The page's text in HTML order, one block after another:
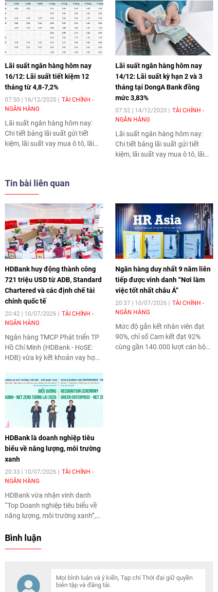
Lãi suất ngân hàng hôm nay
16/12: Lãi suất tiết kiệm 12
tháng từ 4,8-7,2%
07:50 | 16/12/2020
TÀI CHÍNH -
NGÂN HÀNG
Lãi suất ngân hàng hôm nay:
Chi tiết bảng lãi suất gửi tiết
kiệm, lãi suất vay mua ô tô, lãi
BIDV, Agribank, Sacombank...
nhanh và chính xác nhất trên
Thời Đại.
Lãi suất ngân hàng hôm nay
14/12: Lãi suất kỳ hạn 2 và 3
tháng tại DongA Bank đồng
mức 3,83%
07:52 | 14/12/2020
TÀI CHÍNH -
NGÂN HÀNG
Lãi suất ngân hàng hôm nay:
Chi tiết bảng lãi suất gửi tiết
kiệm, lãi suất vay mua ô tô, lãi
nhanh và chính xác nhất trên
Thời Đại.
Tin bài liên quan
HDBank huy động thành công
721 triệu USD từ ADB, Standard
Chartered và các định chế tài
chính quốc tế
20:42 | 10/07/2026
TÀI CHÍNH -
NGÂN HÀNG
Ngân hàng TMCP Phát triển TP
Hồ Chí Minh (HDBank - HoSE:
HDB) vừa ký kết khoản vay hợp
Khoản vay Xã hội (Social Loan)
trị giá 721 triệu USD, vượt
khoảng 60% quy mô huy động
ban đầu. Thành công của giao
dịch tiếp tục khẳng định niềm tin
của các định chế tài chính quốc
tế đối với năng lực quản trị,
chiến lược phát triển bền vững
và triển vọng tăng trưởng của
HDBank.
Ngân hàng duy nhất 9 năm liên
tiếp được vinh danh “Nơi làm
việc tốt nhất châu Á”
20:37 | 10/07/2026
TÀI CHÍNH -
NGÂN HÀNG
Mức độ gắn kết nhân viên đạt
90%, chỉ số Cam kết đạt 92%
cùng gần 140.000 lượt cán bộ
HDBank là doanh nghiệp tiêu
biểu về năng lượng, môi trường
xanh
20:33 | 10/07/2026
TÀI CHÍNH -
NGÂN HÀNG
HDBankvừa nhận vinh danh
“Top Doanh nghiệp tiêu biểu về
năng lượng, môi trường xanh”,
HDBank trong triển khai chiến
động quản trị, kinh doanh, quản
lý rủi ro và vận hành.
Bình luận